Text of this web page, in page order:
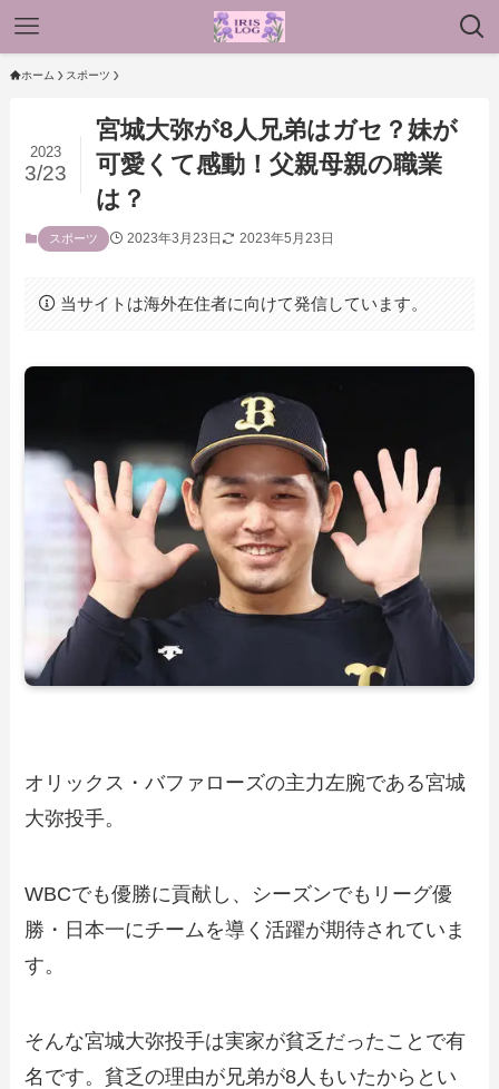
ホーム スポーツ
宮城大弥が8人兄弟はガセ？妹が
可愛くて感動！父親母親の職業
は？
2023
3/23
スポーツ 2023年3月23日 2023年5月23日
当サイトは海外在住者に向けて発信しています。
オリックス・バファローズの主力左腕である宮城
大弥投手。
WBCでも優勝に貢献し、シーズンでもリーグ優
勝・日本一にチームを導く活躍が期待されていま
す。
そんな宮城大弥投手は実家が貧乏だったことで有
名です。貧乏の理由が兄弟が8人もいたからとい